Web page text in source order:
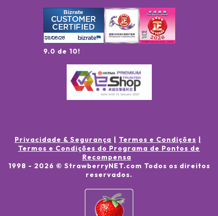
9.0 de 10!
Privacidade & Segurança
Termos e Condições
Termos e Condições do Programa de Pontos de
Recompensa
1998 - 2026 © StrawberryNET.com Todos os direitos
reservados.